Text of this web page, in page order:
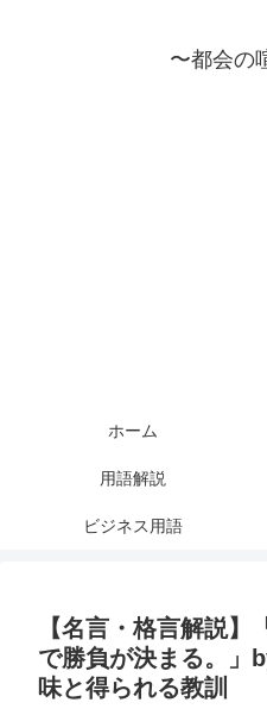
〜都会の
ホーム
用語解説
ビジネス用語
【名言・格言解説
で勝負が決まる。」
味と得られる教訓